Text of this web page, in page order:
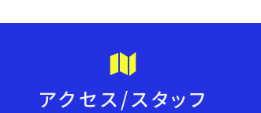
アクセス/スタッフ